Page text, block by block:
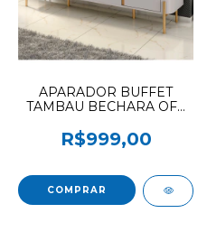
APARADOR BUFFET
TAMBAU BECHARA OFF
(F.L) OFERTAO
R$999,00